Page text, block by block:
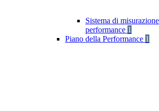
Sistema di
performance 1
Piano della Performance 1